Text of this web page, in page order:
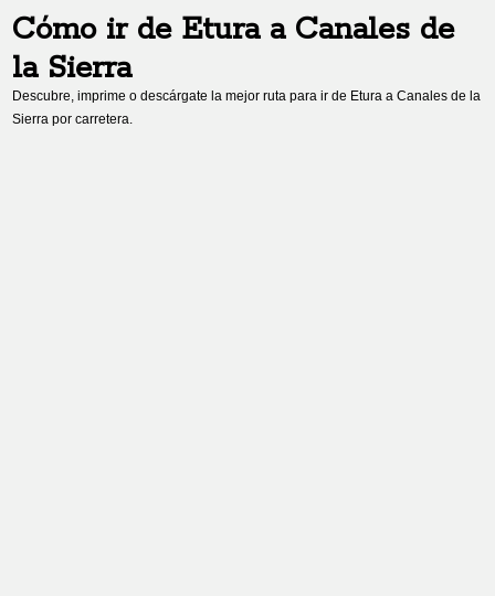
Cómo ir de Eturaa Canales de
la Sierra
Descubre, imprime o descárgate la mejor ruta para ir de Etura aCanales de la
Sierra por carretera.